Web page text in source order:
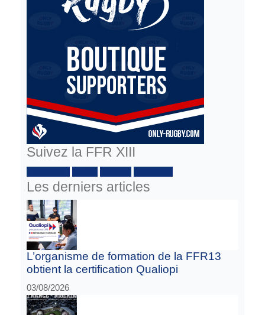
Suivez la FFR XIII
Les derniers articles
L’organisme de formation de la FFR13
obtient la certification Qualiopi
03/08/2026